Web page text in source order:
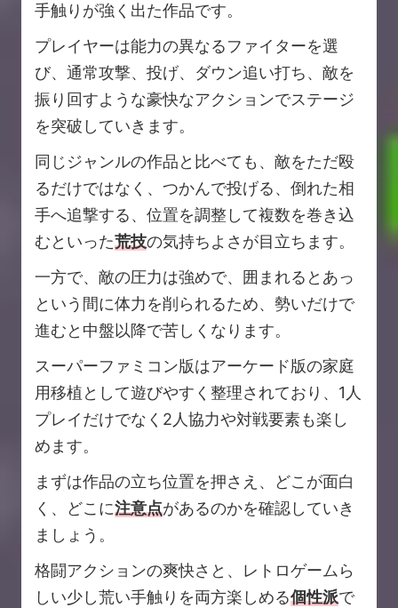
手触りが強く出た作品です。
プレイヤーは能力の異なるファイターを選
び、通常攻撃、投げ、ダウン追い打ち、敵を
振り回すような豪快なアクションでステージ
を突破していきます。
同じジャンルの作品と比べても、敵をただ殴
るだけではなく、つかんで投げる、倒れた相
手へ追撃する、位置を調整して複数を巻き込
むといった荒技の気持ちよさが目立ちます。
一方で、敵の圧力は強めで、囲まれるとあっ
という間に体力を削られるため、勢いだけで
進むと中盤以降で苦しくなります。
スーパーファミコン版はアーケード版の家庭
用移植として遊びやすく整理されており、1人
プレイだけでなく2人協力や対戦要素も楽し
めます。
まずは作品の立ち位置を押さえ、どこが面白
く、どこに注意点があるのかを確認していき
ましょう。
格闘アクションの爽快さと、レトロゲームら
しい少し荒い手触りを両方楽しめる個性派で